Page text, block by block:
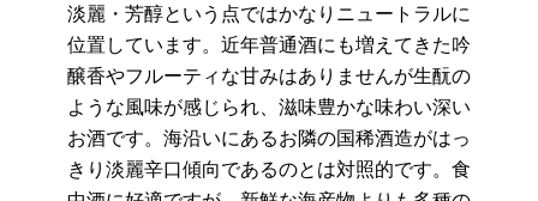
淡麗・芳醇という点ではかなりニュートラルに
位置しています。近年普通酒にも増えてきた吟
醸香やフルーティな甘みはありませんが生酛の
ような風味が感じられ、滋味豊かな味わい深い
お酒です。海沿いにあるお隣の国稀酒造がはっ
きり淡麗辛口傾向であるのとは対照的です。食